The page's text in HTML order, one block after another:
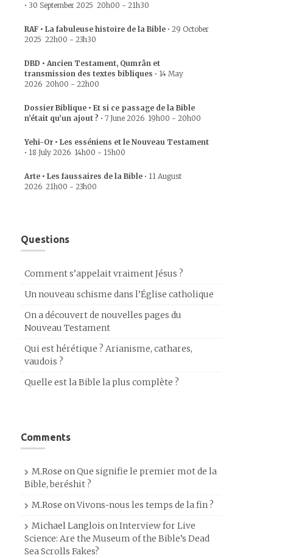
• 30 September 2025 20h00 - 21h30
RAF • La fabuleuse histoire de la Bible • 29 October
2025 22h00 - 23h30
DBD • Ancien Testament, Qumrân et
transmission des textes bibliques • 14 May
2026 20h00 - 22h00
Dossier Biblique • Et si ce passage de la Bible
n’était qu’un ajout ? • 7 June 2026 19h00 - 20h00
Yehi-Or • Les esséniens et le Nouveau Testament
• 18 July 2026 14h00 - 15h00
Arte • Les faussaires de la Bible • 11 August
2026 21h00 - 23h00
Questions
Comment s’appelait vraiment Jésus ?
Un nouveau schisme dans l’Église catholique
On a découvert de nouvelles pages du
Nouveau Testament
Qui est hérétique ? Arianisme, cathares,
vaudois ?
Quelle est la Bible la plus complète ?
Comments
M.Rose onQue signifie le premier mot de la
Bible, beréshit ?
M.Rose onVivons-nous les temps de la fin ?
Michael Langlois onInterview for Live
Science: Are the Museum of the Bible’s Dead
Sea Scrolls Fakes?